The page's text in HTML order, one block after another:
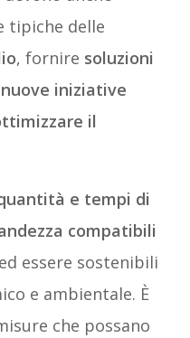
tipiche delle
, fornire soluzioni
iniziative
il
e tempi di
compatibili
ed essere sostenibili
e ambientale. È
che possano